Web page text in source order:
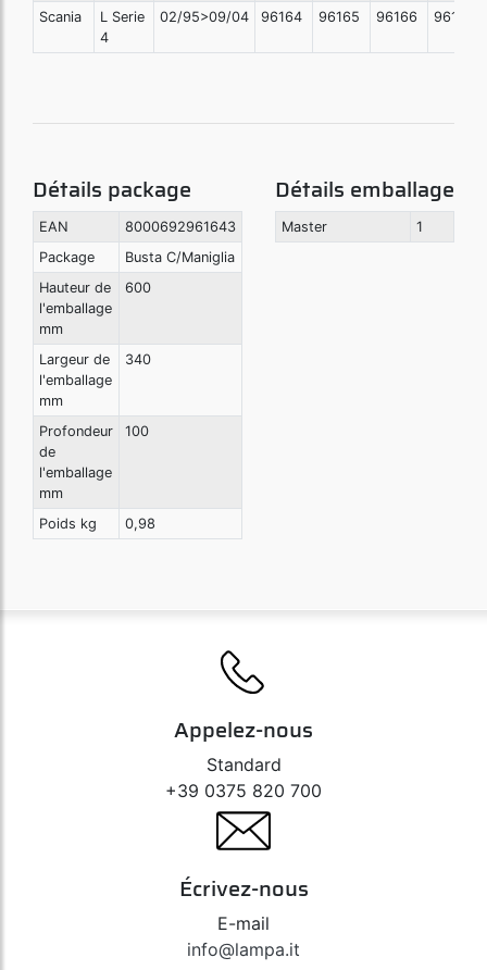
Scania
L Serie
4
02/95>09/04 96164 96165 96166 96167
Détails package
EAN
8000692961643
Package
Busta C/Maniglia
Hauteur de
l'emballage
mm
600
Largeur de
l'emballage
mm
340
Profondeur
de
l'emballage
mm
100
Poids kg 0,98
Détails emballage
Master 1
Appelez-nous
Standard
+39 0375 820 700
Écrivez-nous
E-mail
info@lampa.it